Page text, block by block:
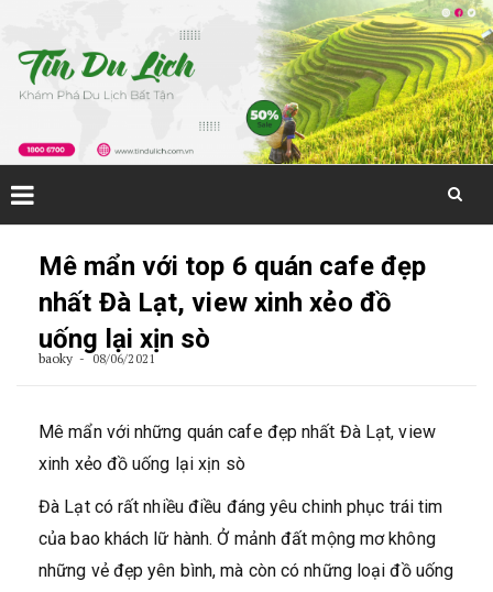
Mê mẩn với top 6 quán cafe đẹp
nhất Đà Lạt, view xinh xẻo đồ
uống lại xịn sò
baoky 08/06/2021
Mê mẩn với những quán cafe đẹp nhất Đà Lạt, view
xinh xẻo đồ uống lại xịn sò
Đà Lạt có rất nhiều điều đáng yêu chinh phục trái tim
của bao khách lữ hành. Ở mảnh đất mộng mơ không
những vẻ đẹp yên bình, mà còn có những loại đồ uống